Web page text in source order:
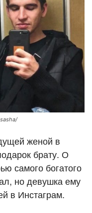
женой в
брату. О
самого богатого
но девушка ему
в Инстаграм.